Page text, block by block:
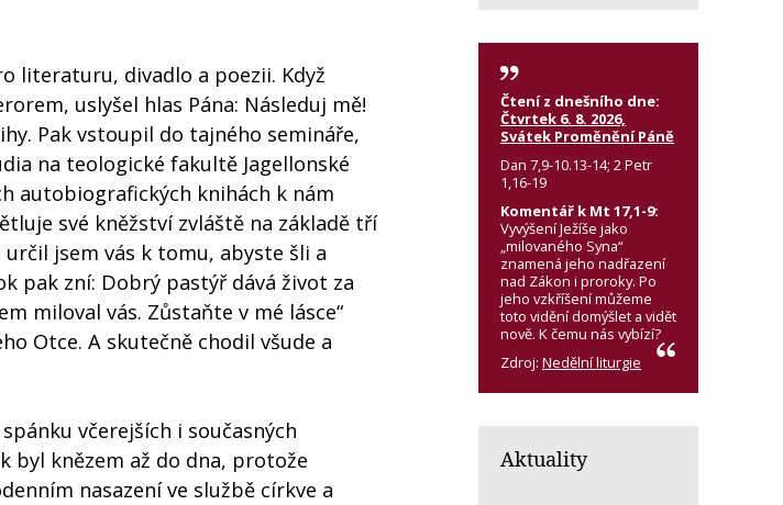
literaturu, divadlo a poezii. Když
uslyšel hlas Pána: Následuj mě!
Pak vstoupil do tajného semináře,
na teologické fakultě Jagellonské
autobiografických knihách k nám
své kněžství zvláště na základě tří
určil jsem vás k tomu, abyste šli a
pak zní: Dobrý pastýř dává život za
miloval vás. Zůstaňte v mé lásce“
Otce. A skutečně chodil všude a
včerejších i současných
byl knězem až do dna, protože
nasazení ve službě církve a
Čtení z dnešního dne:
Čtvrtek 6. 8. 2026,
Svátek Proměnění Páně
Dan 7,9-10.13-14; 2 Petr
1,16-19
Komentář k Mt 17,1-9:
Vyvýšení Ježíše jako
„milovaného Syna“
znamená jeho nadřazení
nad Zákon i proroky. Po
jeho vzkříšení můžeme
toto vidění domýšlet a vidět
nově. K čemu nás vybízí?
Zdroj: Nedělní liturgie
Aktuality